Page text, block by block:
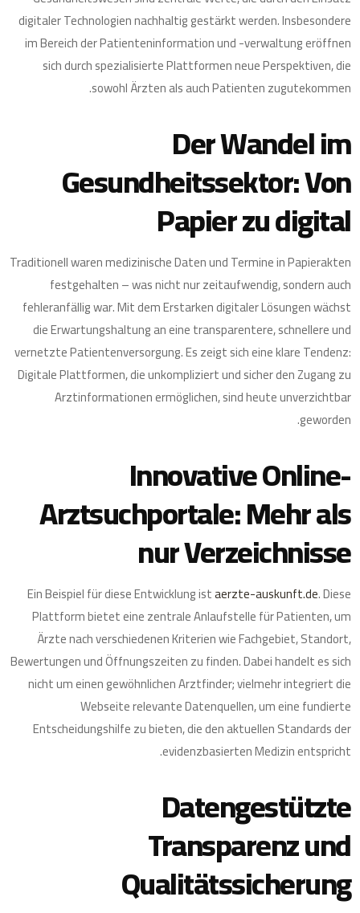
digitaler Technologien nachhaltig gestärkt werden. Insbesondere
im Bereich der Patienteninformation und -verwaltung eröffnen
sich durch spezialisierte Plattformen neue Perspektiven, die
sowohl Ärzten als auch Patienten zugutekommen.
Der Wandel im
Gesundheitssektor: Von
Papier zu digital
Traditionell waren medizinische Daten und Termine in Papierakten
festgehalten – was nicht nur zeitaufwendig, sondern auch
fehleranfällig war. Mit dem Erstarken digitaler Lösungen wächst
die Erwartungshaltung an eine transparentere, schnellere und
vernetzte Patientenversorgung. Es zeigt sich eine klare Tendenz:
Digitale Plattformen, die unkompliziert und sicher den Zugang zu
Arztinformationen ermöglichen, sind heute unverzichtbar
geworden.
Innovative Online-
Arztsuchportale: Mehr als
nur Verzeichnisse
Ein Beispiel für diese Entwicklung istaerzte-auskunft.de. Diese
Plattform bietet eine zentrale Anlaufstelle für Patienten, um
Ärzte nach verschiedenen Kriterien wie Fachgebiet, Standort,
Bewertungen und Öffnungszeiten zu finden. Dabei handelt es sich
nicht um einen gewöhnlichen Arztfinder; vielmehr integriert die
Webseite relevante Datenquellen, um eine fundierte
Entscheidungshilfe zu bieten, die den aktuellen Standards der
evidenzbasierten Medizin entspricht.
Datengestützte
Transparenz und
Qualitätssicherung